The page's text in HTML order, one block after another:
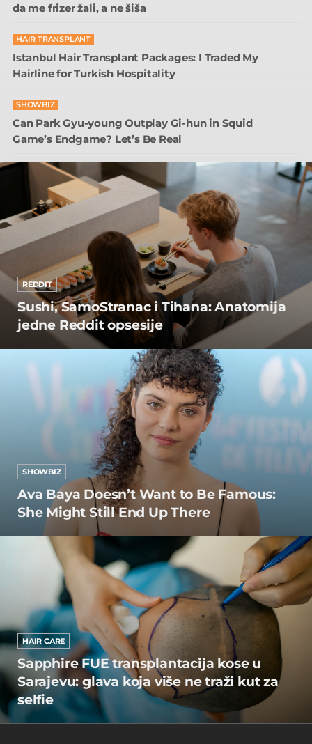
da me frizer žali, a ne šiša
HAIR TRANSPLANT
Istanbul Hair Transplant Packages: I Traded My
Hairline for Turkish Hospitality
SHOWBIZ
Can Park Gyu-young Outplay Gi-hun in Squid
Game’s Endgame? Let’s Be Real
REDDIT
Sushi, SamoStranac i Tihana: Anatomija
jedne Reddit opsesije
SHOWBIZ
Ava Baya Doesn’t Want to Be Famous:
She Might Still End Up There
HAIR CARE
Sapphire FUE transplantacija kose u
Sarajevu: glava koja više ne traži kut za
selfie